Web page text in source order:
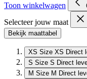
Toon winkelwagen
Selecteer jouw maat
Bekijk maattabel
XS Size XS Direct
S Size S Direct
M Size M Direct